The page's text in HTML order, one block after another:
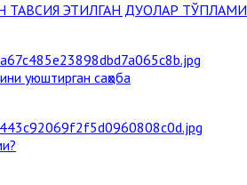
ТАВСИЯ ЭТИЛГАН ДУОЛАР ТЎПЛАМИ
уюштирган саҳоба